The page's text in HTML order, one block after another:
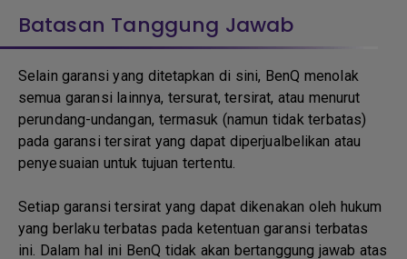
Batasan Tanggung Jawab
Selain garansi yang ditetapkan di sini, BenQ menolak
semua garansi lainnya, tersurat, tersirat, atau menurut
perundang-undangan, termasuk (namun tidak terbatas)
pada garansi tersirat yang dapat diperjualbelikan atau
penyesuaian untuk tujuan tertentu.
Setiap garansi tersirat yang dapat dikenakan oleh hukum
yang berlaku terbatas pada ketentuan garansi terbatas
ini. Dalam hal ini BenQ tidak akan bertanggung jawab atas